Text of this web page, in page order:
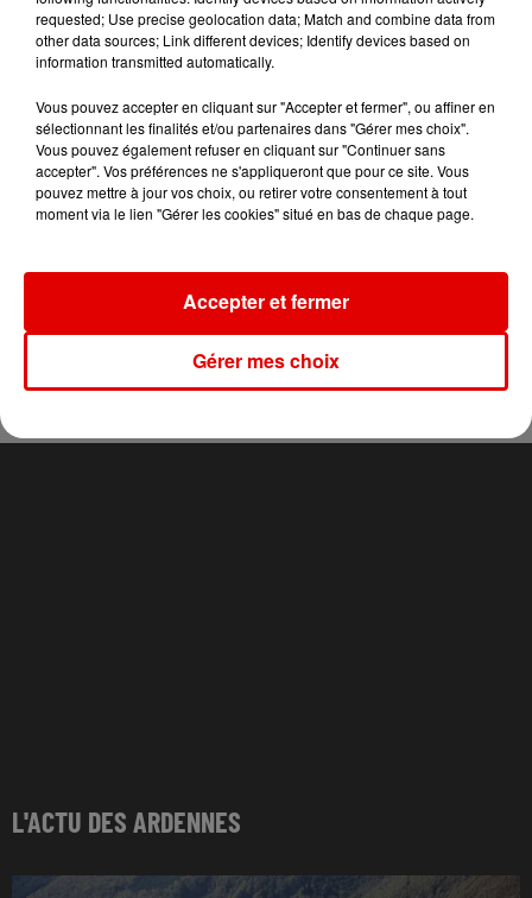
TITRES DIFFUSÉS
14h16
14h16 14h13
14h13
Gabriela
14h10
14h10
L'ACTU DES ARDENNES
requested; Use precise geolocation data; Match and combine data from
other data sources; Link different devices; Identify devices based on
information transmitted automatically.
Vous pouvez accepter en cliquant sur "Accepter et fermer", ou affiner en
sélectionnant les finalités et/ou partenaires dans "Gérer mes choix".
Vous pouvez également refuser en cliquant sur "Continuer sans
accepter". Vos préférences ne s'appliqueront que pour ce site. Vous
pouvez mettre à jour vos choix, ou retirer votre consentement à tout
moment via le lien "Gérer les cookies" situé en bas de chaque page.
Gérer mes choix
Accepter et fermer